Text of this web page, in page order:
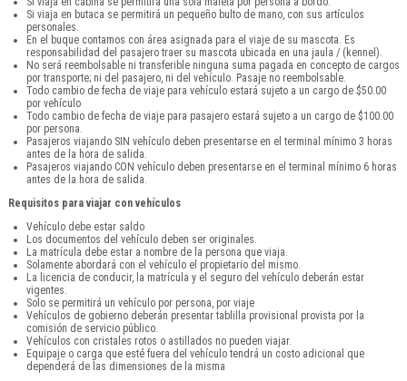
Si viaja en butaca se permitirá un pequeño bulto de mano, con sus artículos
personales.
En el buque contamos con área asignada para el viaje de su mascota. Es
responsabilidad del pasajero traer su mascota ubicada en una jaula / (kennel).
No será reembolsable ni transferible ninguna suma pagada en concepto de cargos
por transporte; ni del pasajero, ni del vehículo. Pasaje no reembolsable.
Todo cambio de fecha de viaje para vehículo estará sujeto a un cargo de $50.00
por vehículo
Todo cambio de fecha de viaje para pasajero estará sujeto a un cargo de $100.00
por persona.
Pasajeros viajando SIN vehículo deben presentarse en el terminal mínimo 3 horas
antes de la hora de salida.
Pasajeros viajando CON vehículo deben presentarse en el terminal mínimo 6 horas
antes de la hora de salida.
Requisitos para viajar con vehículos
Vehículo debe estar saldo
Los documentos del vehículo deben ser originales.
La matrícula debe estar a nombre de la persona que viaja.
Solamente abordará con el vehículo el propietario del mismo.
La licencia de conducir, la matrícula y el seguro del vehículo deberán estar
vigentes.
Solo se permitirá un vehículo por persona, por viaje
Vehículos de gobierno deberán presentar tablilla provisional provista por la
comisión de servicio público.
Vehículos con cristales rotos o astillados no pueden viajar.
Equipaje o carga que esté fuera del vehículo tendrá un costo adicional que
dependerá de las dimensiones de la misma